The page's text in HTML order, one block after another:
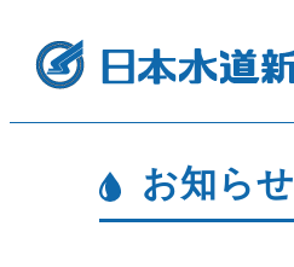
お知らせ